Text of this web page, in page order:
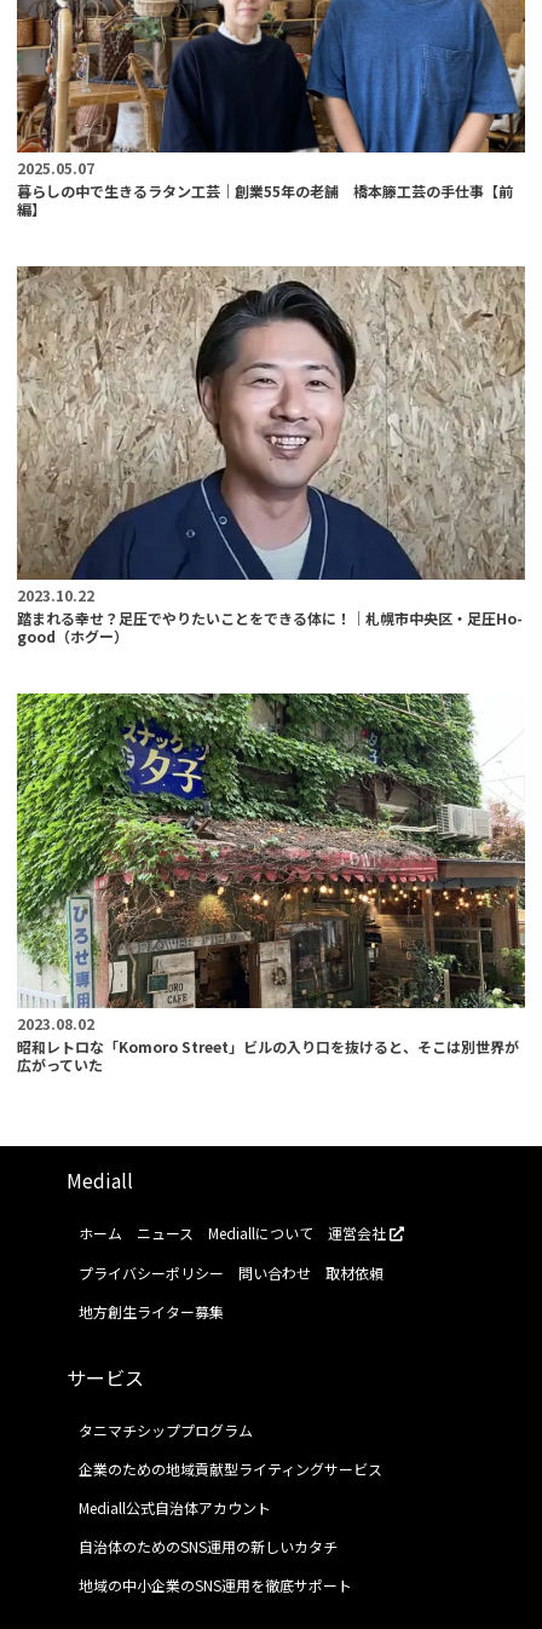
2025.05.07
暮らしの中で生きるラタン工芸｜創業55年の老舗 橋本籐工芸の手仕事【前
編】
2023.10.22
踏まれる幸せ？足圧でやりたいことをできる体に！｜札幌市中央区・足圧Ho-
good（ホグー）
2023.08.02
昭和レトロな「Komoro Street」ビルの入り口を抜けると、そこは別世界が
広がっていた
Mediall
ホーム ニュース Mediallについて
運営会社
プライバシーポリシー
問い合わせ
取材依頼
地方創生ライター募集
サービス
タニマチシッププログラム
企業のための地域貢献型ライティングサービス
Mediall公式自治体アカウント
自治体のためのSNS運用の新しいカタチ
地域の中小企業のSNS運用を徹底サポート